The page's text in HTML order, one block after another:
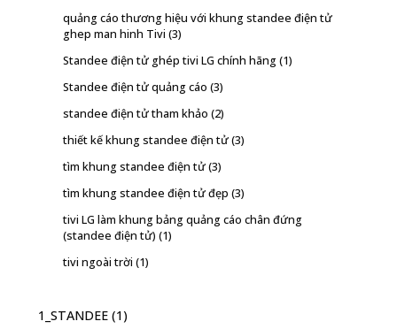
quảng cáo thương hiệu với khung standee điện tử
ghep man hinh Tivi (3)
Standee điện tử ghép tivi LG chính hãng(1)
Standee điện tử quảng cáo (3)
standee điện tử tham khảo (2)
thiết kế khung standee điện tử(3)
tìm khung standee điện tử(3)
tìm khung standee điện tử đẹp (3)
tivi LG làm khung bảng quảng cáo chân đứng
(standee điện tử) (1)
tivi ngoài trời (1)
1_STANDEE (1)